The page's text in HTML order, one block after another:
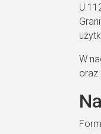
U
W
oraz